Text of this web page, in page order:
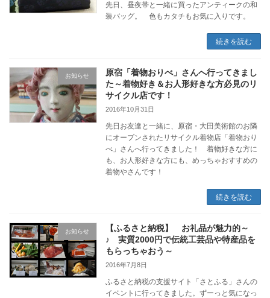
先日、昼夜帯と一緒に買ったアンティークの和
装バッグ。 色もカタチもお気に入りです。
続きを読む
お知らせ
原宿「着物おりべ」さんへ行ってきまし
た～着物好き＆お人形好きな方必見のリ
サイクル店です！
2016年10月31日
先日お友達と一緒に、原宿・大田美術館のお隣
にオープンされたリサイクル着物店「着物おり
べ」さんへ行ってきました！ 着物好きな方に
も、お人形好きな方にも、めっちゃおすすめの
着物やさんです！
続きを読む
お知らせ
【ふるさと納税】 お礼品が魅力的～
♪ 実質2000円で伝統工芸品や特産品を
もらっちゃおう～
2016年7月8日
ふるさと納税の支援サイト「さとふる」さんの
イベントに行ってきました。ずーっと気になっ